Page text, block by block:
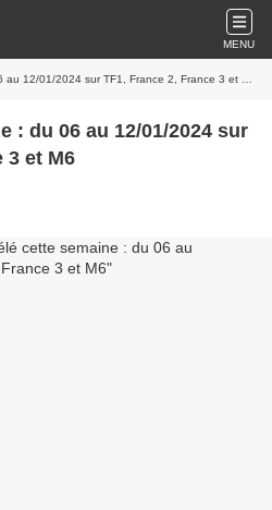
MENU
12/01/2024 sur TF1, France 2, France 3 et M6
: du 06 au 12/01/2024 sur
3 et M6